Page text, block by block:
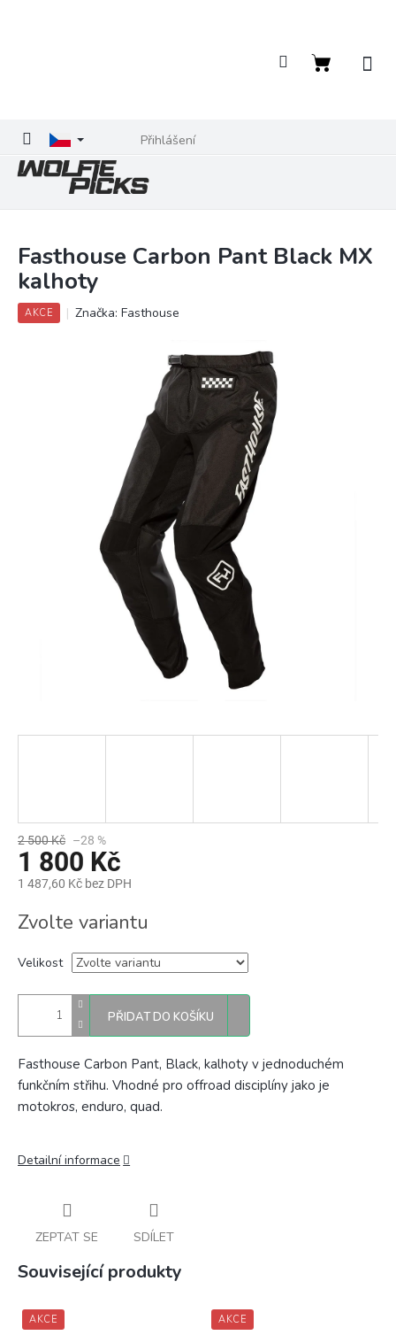
Přihlášení
Nákupní
Fasthouse Carbon Pant Black MX
kalhoty
AKCE Značka: Fasthouse
2 500 Kč –28 %
1 800 Kč
1 487,60 Kč bez DPH
cena:
Zvolte variantu
Velikost
PŘIDAT DO KOŠÍKU
Fasthouse Carbon Pant, Black, kalhoty v jednoduchém
funkčním střihu. Vhodné pro offroad disciplíny jako je
motokros, enduro, quad.
Detailní informace
ZEPTAT SE SDÍLET
Související produkty
AKCE AKCE